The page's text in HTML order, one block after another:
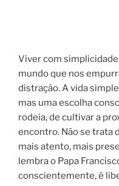
Viver com
mundo que nos
distração. A vida
mas uma escolha
rodeia, de cultivar a
encontro. Não se trata
mais atento, mais
lembra o Papa
conscientemente, é